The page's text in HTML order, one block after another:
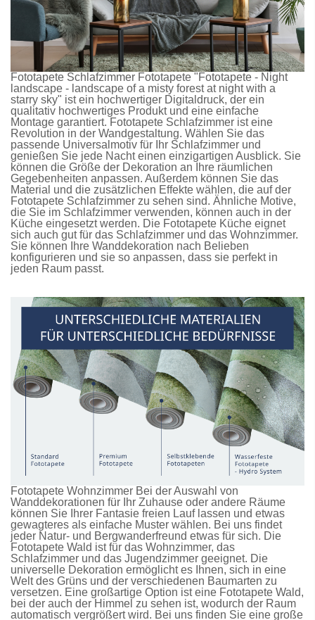
Fototapete Schlafzimmer Fototapete "Fototapete - Night
landscape - landscape of a misty forest at night with a
starry sky" ist ein hochwertiger Digitaldruck, der ein
qualitativ hochwertiges Produkt und eine einfache
Montage garantiert. Fototapete Schlafzimmer ist eine
Revolution in der Wandgestaltung. Wählen Sie das
passende Universalmotiv für Ihr Schlafzimmer und
genießen Sie jede Nacht einen einzigartigen Ausblick. Sie
können die Größe der Dekoration an Ihre räumlichen
Gegebenheiten anpassen. Außerdem können Sie das
Material und die zusätzlichen Effekte wählen, die auf der
Fototapete Schlafzimmer zu sehen sind. Ähnliche Motive,
die Sie im Schlafzimmer verwenden, können auch in der
Küche eingesetzt werden. Die Fototapete Küche eignet
sich auch gut für das Schlafzimmer und das Wohnzimmer.
Sie können Ihre Wanddekoration nach Belieben
konfigurieren und sie so anpassen, dass sie perfekt in
jeden Raum passt.
Fototapete Wohnzimmer Bei der Auswahl von
Wanddekorationen für Ihr Zuhause oder andere Räume
können Sie Ihrer Fantasie freien Lauf lassen und etwas
gewagteres als einfache Muster wählen. Bei uns findet
jeder Natur- und Bergwanderfreund etwas für sich. Die
Fototapete Wald ist für das Wohnzimmer, das
Schlafzimmer und das Jugendzimmer geeignet. Die
universelle Dekoration ermöglicht es Ihnen, sich in eine
Welt des Grüns und der verschiedenen Baumarten zu
versetzen. Eine großartige Option ist eine Fototapete Wald,
bei der auch der Himmel zu sehen ist, wodurch der Raum
automatisch vergrößert wird. Bei uns finden Sie eine große